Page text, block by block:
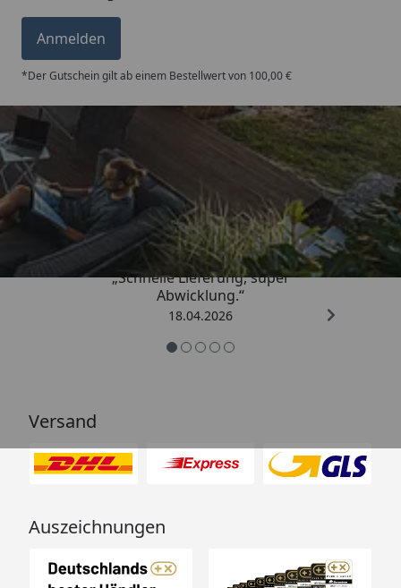
Anmelden
*Der Gutschein gilt ab einem Bestellwert von 100,00 €
Trusted Shops
5,00/ 5
„Schnelle Lieferung, super
Abwicklung.“
18.04.2026
Versand
Auszeichnungen